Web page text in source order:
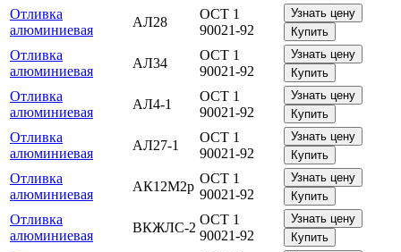
Отливка
алюминиевая
АЛ28
ОСТ 1
90021-92
Узнать цену
Купить
Отливка
алюминиевая
АЛ34
ОСТ 1
90021-92
Узнать цену
Купить
Отливка
алюминиевая
АЛ4-1
ОСТ 1
90021-92
Узнать цену
Купить
Отливка
алюминиевая
АЛ27-1
ОСТ 1
90021-92
Узнать цену
Купить
Отливка
алюминиевая
АК12М2р
ОСТ 1
90021-92
Узнать цену
Купить
Отливка
алюминиевая
ВКЖЛС-2
ОСТ 1
90021-92
Узнать цену
Купить